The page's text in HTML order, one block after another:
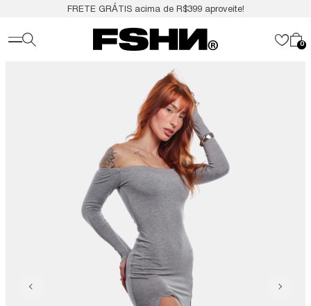
FRETE GRÁTIS acima de R$399 aproveite!
0